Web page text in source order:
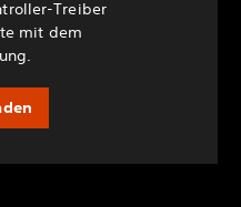
Treiber
mit dem